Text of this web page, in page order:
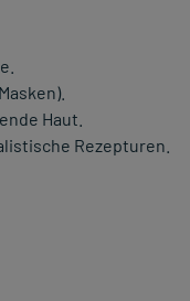
Haut.
Rezepturen.